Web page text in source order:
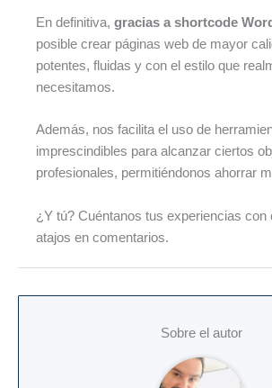
En definitiva, gracias a shortcode
posible crear páginas web de mayor
potentes, fluidas y con el estilo que
necesitamos.
Además, nos facilita el uso de
imprescindibles para alcanzar ciertos
profesionales, permitiéndonos ahorrar
¿Y tú? Cuéntanos tus experiencias con
atajos en comentarios.
Sobre el autor